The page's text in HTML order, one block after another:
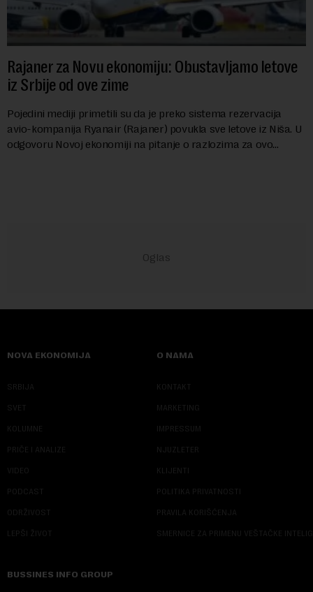
Rajaner za Novu ekonomiju: Obustavljamo letove
iz Srbije od ove zime
Pojedini mediji primetili su da je preko sistema rezervacija
avio-kompanija Ryanair (Rajaner) povukla sve letove iz Niša. U
odgovoru Novoj ekonomiji na pitanje o razlozima za ovo
NOVA EKONOMIJA
SRBIJA
SVET
KOLUMNE
PRIČE I ANALIZE
VIDEO
PODCAST
ODRŽIVOST
LEPŠI ŽIVOT
O NAMA
KONTAKT
MARKETING
IMPRESSUM
NJUZLETER
KLIJENTI
POLITIKA PRIVATNOSTI
PRAVILA KORIŠĆENJA
SMERNICE ZA PRIMENU VEŠTAČKE
BUSSINES INFO GROUP